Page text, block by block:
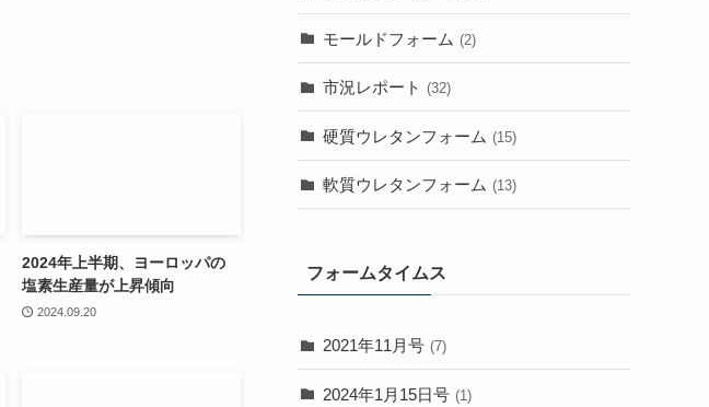
2024年上半期、ヨーロッパの
塩素生産量が上昇傾向
2024.09.20
モールドフォーム (2)
市況レポート (32)
硬質ウレタンフォーム (15)
軟質ウレタンフォーム (13)
フォームタイムス
2021年11月号 (7)
2024年1月15日号 (1)